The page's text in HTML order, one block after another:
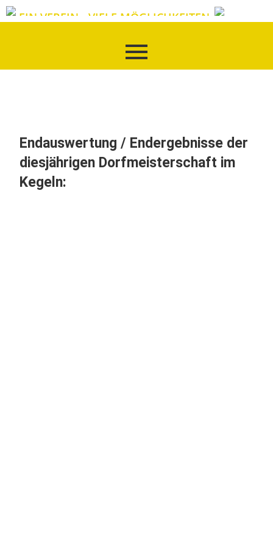
EIN VEREIN - VIELE MÖGLICHKEITEN
Endauswertung / Endergebnisse der
diesjährigen Dorfmeisterschaft im
Kegeln: